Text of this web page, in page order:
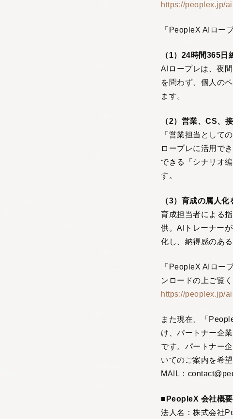
https://peoplex.jp/
「PeopleX AIロー
（1）24時間365日
AIロープレは、夜
を問わず、個人の
ます。
（2）営業、CS、
「営業担当として
ロープレに活用で
できる「シナリオ
す。
（3）育成の属人
育成担当者による
供。AIトレーナー
化し、納得感のあ
「PeopleX AIロー
ンロードの上ご覧く
https://peoplex.jp/
また現在、「
け、パートナー企
です。パートナー
いてのご案内を希
MAIL：
■PeopleX 会社概要
法人名：株式会社